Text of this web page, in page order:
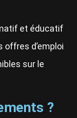
et éducatif
offres d’emploi
sur le
?